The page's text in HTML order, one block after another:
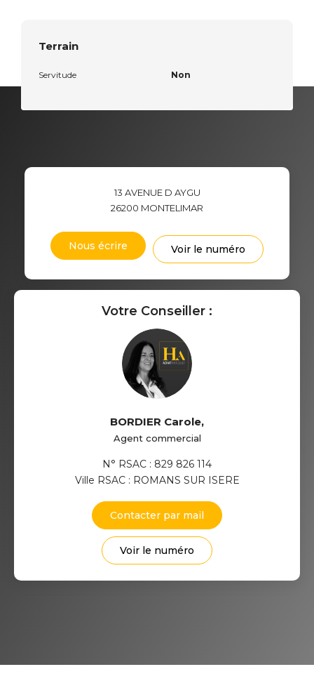
Terrain
Servitude Non
13 AVENUE D AYGU
26200 MONTELIMAR
Nous écrire Voir le numéro
Votre Conseiller :
BORDIER Carole,
Agent commercial
N° RSAC : 829 826 114
Ville RSAC : ROMANS SUR ISERE
Contacter par mail
Voir le numéro